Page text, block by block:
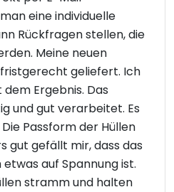
eine individuelle
Rückfragen stellen, die
Meine neuen
geliefert. Ich
Ergebnis. Das
und gut verarbeitet. Es
Passform der Hüllen
gut gefällt mir, dass das
auf Spannung ist.
stramm und halten